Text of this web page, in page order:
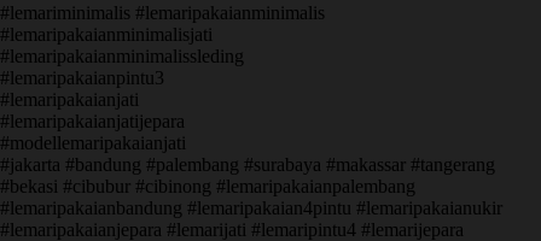
#lemariminimalis #lemaripakaianminimalis
#lemaripakaianminimalisjati
#lemaripakaianminimalissleding
#lemaripakaianpintu3
#lemaripakaianjati
#lemaripakaianjatijepara
#modellemaripakaianjati
#jakarta #bandung #palembang #surabaya #makassar #tangerang
#bekasi #cibubur #cibinong #lemaripakaianpalembang
#lemaripakaianbandung #lemaripakaian4pintu #lemaripakaianukir
#lemaripakaianjepara #lemarijati #lemaripintu4 #lemarijepara